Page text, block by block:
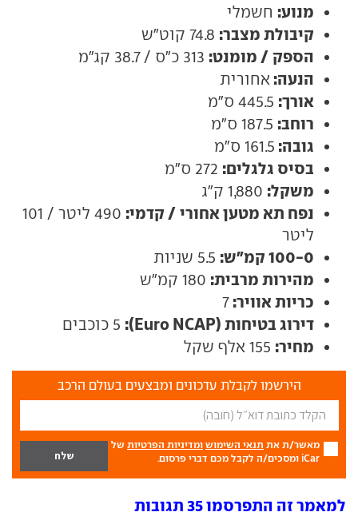
מנוע: חשמלי
קיבולת מצבר:
הספק / מומנט:
הנעה: אחורית
אורך:
רוחב:
גובה: 161.5 ס"מ
בסיס גלגלים:
משקל:
נפח תא מטען אחורי / קדמי:
490 ליטר / 101
ליטר
100-0 קמ"ש:
מהירות מרבית:
כריות אוויר: 7
דירוג בטיחות (Euro NCAP):
מחיר:
הירשמו לקבלת עדכונים ומבצעים בעולם הרכב
מאשר/ת את תנאי השימוש ומדיניות הפרטיות של
iCar ומסכים/ה לקבל מכם דברי פרסום.
למאמר זה התפרסמו 35 תגובות